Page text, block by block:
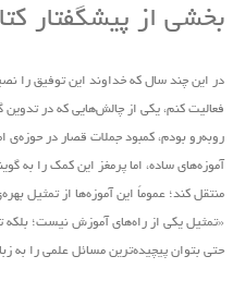
بخشی از پیشگفتار
در این چند سال که خداوند این توفیق را
فعالیت کنم، یکی از چالش‌هایی که در
روبه‌رو بودم، کمبود جملات قصار در
آموزه‌های ساده، اما پرمغز این کمک را به
منتقل کند؛ عموماً این آموزه‌ها از تمثیل
«تمثیل یکی از راه‌های آموزش نیست؛
حتی بتوان پیچیده‌ترین مسائل علمی را به